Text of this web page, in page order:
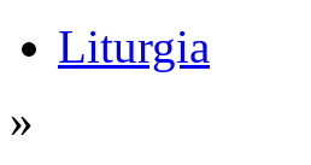
Liturgia
»